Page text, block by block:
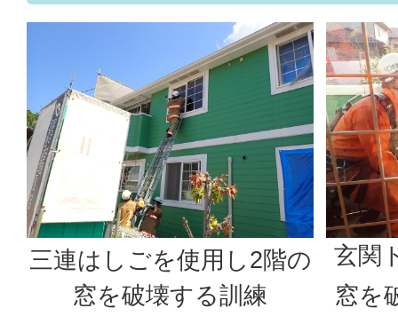
三連はしごを使用し2階の
窓を破壊する訓練
玄関
窓を